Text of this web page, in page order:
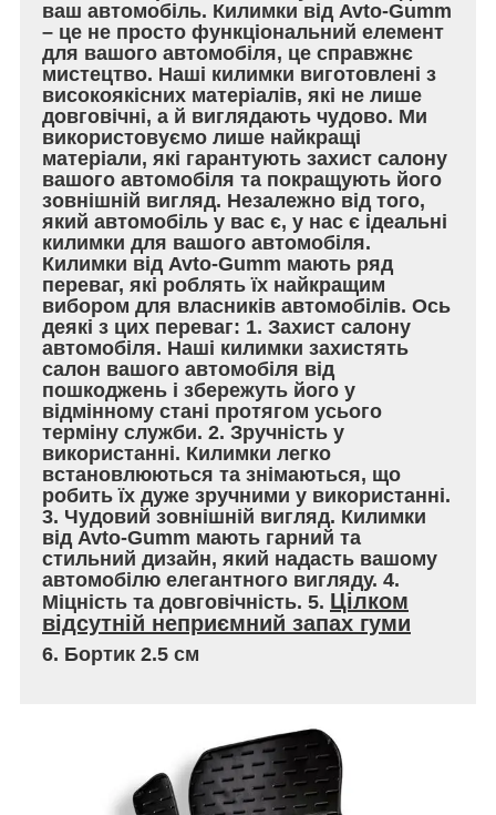
ваш автомобіль. Килимки від Avto-Gumm
– це не просто функціональний елемент
для вашого автомобіля, це справжнє
мистецтво. Наші килимки виготовлені з
високоякісних матеріалів, які не лише
довговічні, а й виглядають чудово. Ми
використовуємо лише найкращі
матеріали, які гарантують захист салону
вашого автомобіля та покращують його
зовнішній вигляд. Незалежно від того,
який автомобіль у вас є, у нас є ідеальні
килимки для вашого автомобіля.
Килимки від Avto-Gumm мають ряд
переваг, які роблять їх найкращим
вибором для власників автомобілів. Ось
деякі з цих переваг: 1. Захист салону
автомобіля. Наші килимки захистять
салон вашого автомобіля від
пошкоджень і збережуть його у
відмінному стані протягом усього
терміну служби. 2. Зручність у
використанні. Килимки легко
встановлюються та знімаються, що
робить їх дуже зручними у використанні.
3. Чудовий зовнішній вигляд. Килимки
від Avto-Gumm мають гарний та
стильний дизайн, який надасть вашому
автомобілю елегантного вигляду. 4.
Міцність та довговічність. 5. Цілком
відсутній неприємний запах гуми
6. Бортик 2.5 см